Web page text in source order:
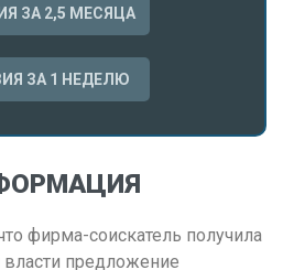
ЗА 2,5 МЕСЯЦА
ЗА 1 НЕДЕЛЮ
фирма-соискатель получила
предложение